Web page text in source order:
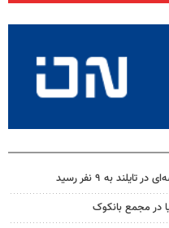
به ۹ نفر رسید
در مجمع بانکوک